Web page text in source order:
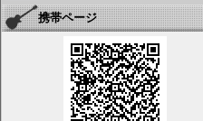
携帯ページ